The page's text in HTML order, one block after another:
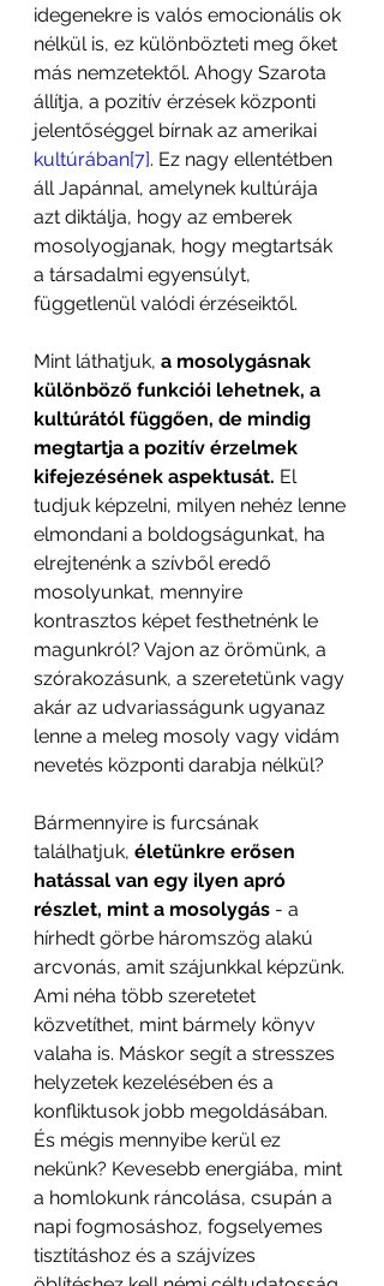
idegenekre is valós emocionális ok
nélkül is, ez különbözteti meg őket
más nemzetektől. Ahogy Szarota
állítja, a pozitív érzések központi
jelentőséggel bírnak az amerikai
kultúrában[7]. Ez nagy ellentétben
áll Japánnal, amelynek kultúrája
azt diktálja, hogy az emberek
mosolyogjanak, hogy megtartsák
a társadalmi egyensúlyt,
függetlenül valódi érzéseiktől.
Mint láthatjuk, a mosolygásnak
különböző funkciói lehetnek, a
kultúrától függően, de mindig
megtartja a pozitív érzelmek
kifejezésének aspektusát. El
tudjuk képzelni, milyen nehéz lenne
elmondani a boldogságunkat, ha
elrejtenénk a szívből eredő
mosolyunkat, mennyire
kontrasztos képet festhetnénk le
magunkról? Vajon az örömünk, a
szórakozásunk, a szeretetünk vagy
akár az udvariasságunk ugyanaz
lenne a meleg mosoly vagy vidám
nevetés központi darabja nélkül?
Bármennyire is furcsának
találhatjuk, életünkre erősen
hatással van egy ilyen apró
részlet, mint a mosolygás - a
hírhedt görbe háromszög alakú
arcvonás, amit szájunkkal képzünk.
Ami néha több szeretetet
közvetíthet, mint bármely könyv
valaha is. Máskor segít a stresszes
helyzetek kezelésében és a
konfliktusok jobb megoldásában.
És mégis mennyibe kerül ez
nekünk? Kevesebb energiába, mint
a homlokunk ráncolása, csupán a
napi fogmosáshoz, fogselyemes
tisztításhoz és a szájvízes